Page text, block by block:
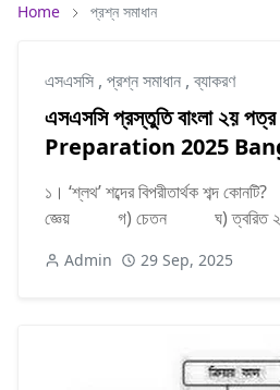
Home প্রশ্ন সমাধান
এসএসসি , প্রশ্ন সমাধান ,ব্যাকরণ
এসএসসি প্রস্তুতি বাংলা ২য়
Preparation 2025
১। ‘শ্লথ’ শব্দের বিপরীতার্থক
জ্ঞেয় গ) চেতন ঘ) ত্বরিত ২।
Admin 29 Sep, 2025